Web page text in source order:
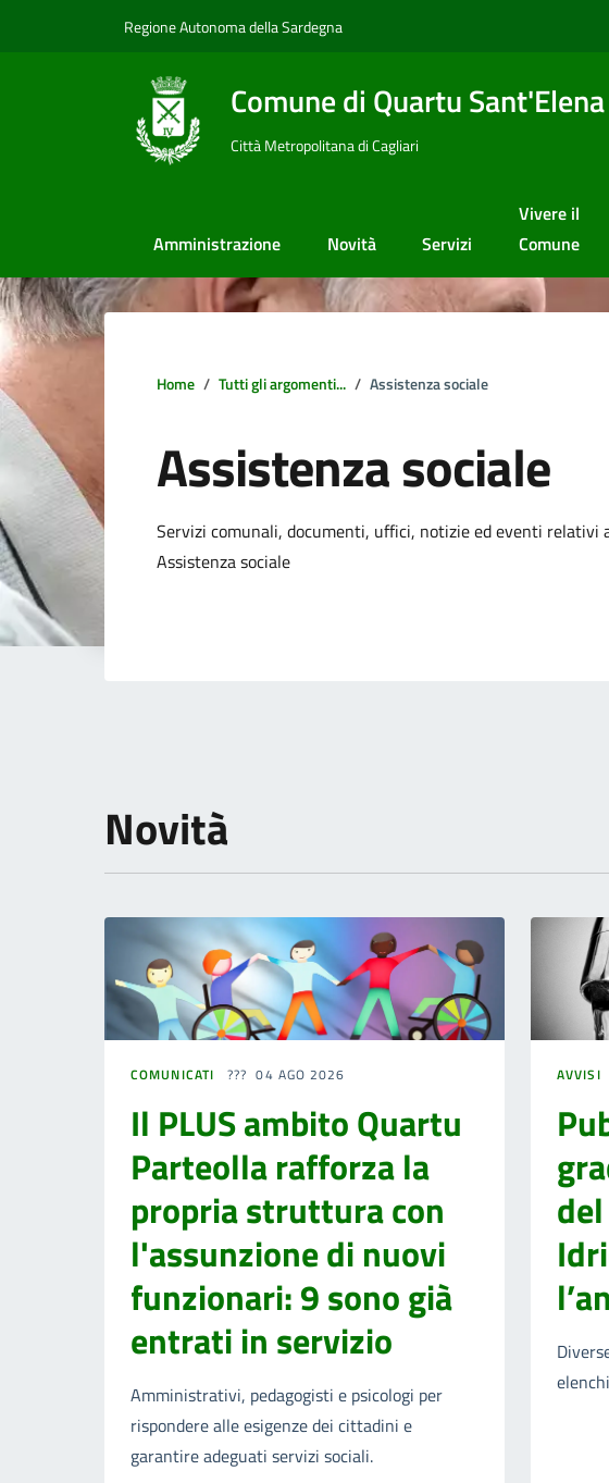
Regione Autonoma della Sardegna
Comune di Quartu Sant'Elena
Città Metropolitana di Cagliari
Amministrazione Novità Servizi
Vivere il
Comune
Home Tutti gli argomenti... Assistenza sociale
Assistenza sociale
Dettagli della notizia
Servizi comunali, documenti, uffici, notizie ed eventi relativi
Assistenza sociale
Novità
COMUNICATI 04 AGO 2026
Il PLUS ambito Quartu
Parteolla rafforza la
propria struttura con
l'assunzione di nuovi
funzionari: 9 sono già
entrati in servizio
Amministrativi, pedagogisti e psicologi per
rispondere alle esigenze dei cittadini e
garantire adeguati servizi sociali.
AVVISI